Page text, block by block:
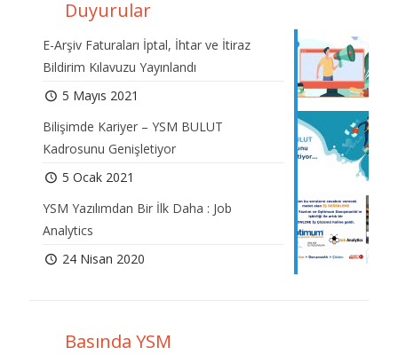
Duyurular
E-Arşiv Faturaları İptal, İhtar ve İtiraz
Bildirim Kılavuzu Yayınlandı
5 Mayıs 2021
Bilişimde Kariyer – YSM BULUT
Kadrosunu Genişletiyor
5 Ocak 2021
YSM Yazılımdan Bir İlk Daha : Job
Analytics
24 Nisan 2020
Basında YSM